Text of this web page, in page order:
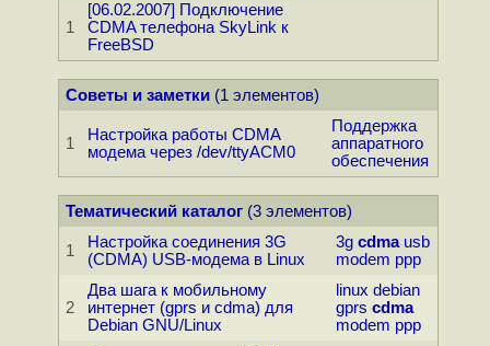
1
[06.02.2007] Подключение
CDMA телефона SkyLink к
FreeBSD
Советы и заметки(1 элементов)
1
Настройка работы CDMA
модема через /dev/ttyACM0
Поддержка
аппаратного
обеспечения
Тематический каталог(3 элементов)
1
Настройка соединения 3G
(CDMA) USB-модема в Linux
3g cdma usb
modem ppp
2
Два шага к мобильному
интернет (gprs и cdma) для
Debian GNU/Linux
linux debian
gprs cdma
modem ppp